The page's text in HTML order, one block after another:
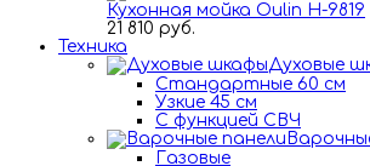
Кухонная мойка Oulin H-9819
21 810 руб.
Техника
Духовые
Стандартные 60 см
Узкие 45 см
С функцией СВЧ
Газовые